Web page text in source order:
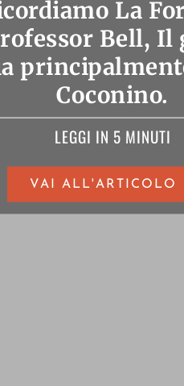
La
Bell, Il
Coconino.
LEGGI IN 5 MINUTI
VAI ALL'ARTICOLO